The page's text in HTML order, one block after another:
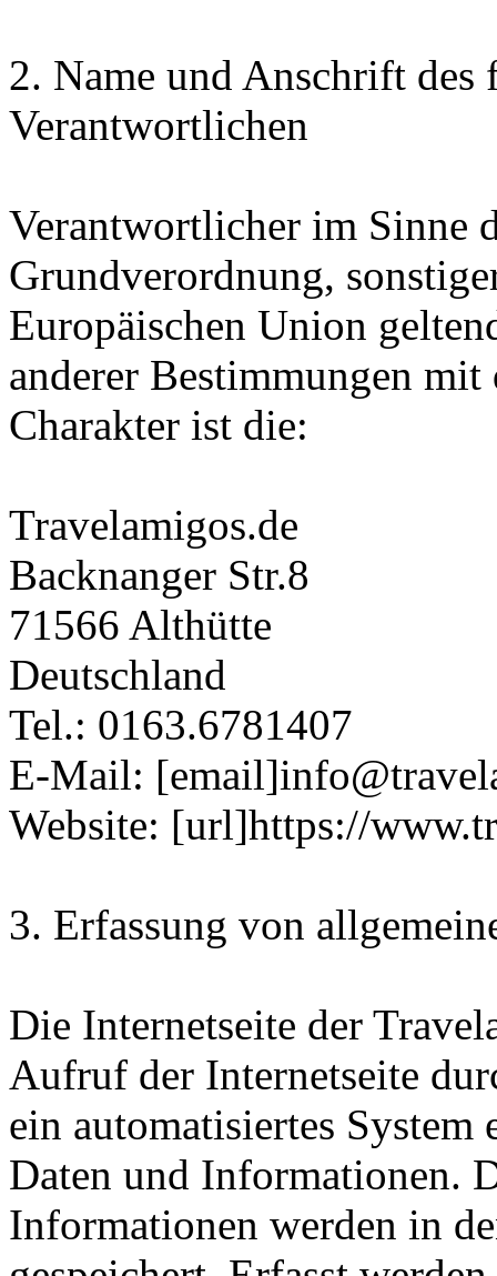
2. Name und Anschrift des
Verantwortlichen
Verantwortlicher im Sinne
Grundverordnung,
Europäischen Union
anderer Bestimmungen
Charakter ist die:
Travelamigos.de
Backnanger Str.8
71566 Althütte
Deutschland
Tel.: 0163.6781407
E-Mail:
Website: [url]https://
3. Erfassung von
Die Internetseite der
Aufruf der Internetseite
ein automatisiertes
Daten und Informationen.
Informationen werden in